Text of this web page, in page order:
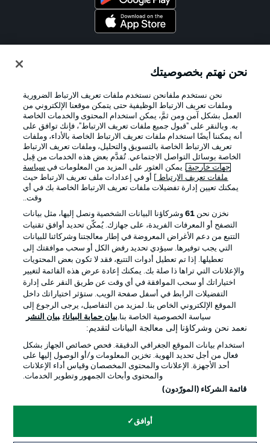
الإعلانات الإخطارات القانونية
شروط الاستخدام القنوات الناقلة
الوظائف جهة النشر
تواصل معنا اللاعبون
© 2026 Bundesliga-Gruppe GmbH
نحن نهتم بخصوصيتك
نحن نستخدم ملفانحن نستخدم ملفات تعريف الارتباط الضرورية
وملفات تعريف الارتباط الوظيفية حتى يتمكن موقعنا الإلكتروني من
العمل بشكل آمن ومن ثمَّ، يمكن استخدام المحتوى والخدمات الخاصة
به. وبالنقر على "قبول جميع ملفات تعريف الارتباط"، فإنك توافق على
أنه يمكننا أيضًا استخدام ملفات تعريف الارتباط الخاصة بالأداء، وملفات
تعريف الارتباط الخاصة بالتسويق والتحليل، وملفات تعريف الارتباط
الخاصة بوسائل التواصل الاجتماعي. تُقدَّم بعض هذه الخدمات من قِبل
جهات خارجية . يمكن العثور على المزيد من المعلومات في سياسة
ملفات تعريف الارتباط
] أو في إعدادات ملف تعريف الارتباط حيث
يمكنك تعيين إدارة تفضيلات ملفات تعريف الارتباط الخاصة بك في أي
وقت..
نخزن نحن 61وشركاؤنا البيانات الشخصية ونصل إليها، مثل بيانات
التصفح أو المعرفات الفريدة، على جهازك. يُمكّن تحديد أوافق تقنيات
التتبع من دعم الأغراض المعروضة في إطار معالجتنا وشركائنا للبيانات
التي يجب توفيرها. سيؤدي تحديد رفض الكل أو سحب موافقتك إلى
تعطيلها. إذا تم تعطيل أدوات التتبع، فقد لا تكون بعض المحتويات
والإعلانات التي تراها ذا صلة بك. يمكنك إعادة عرض هذه القائمة لتغيير
اختياراتك أو سحب الموافقة في أي وقت عن طريق النقر على إدارة
التفضيلات الرابط في أسفل صفحة الويب. ستؤثر اختياراتك داخل
الموقع الإلكتروني الخاص بنا. لمزيد من التفاصيل، يرجى الرجوع إلى
سياسة الخصوصية الخاصة بنا.بيان حماية البيانات بيان النشر
نعمد نحن وشركاؤنا إلى معالجة البيانات لتقديم:
استخدام بيانات الموقع الجغرافي الدقيقة. فحص خصائص الجهاز بشكل
فعال من أجل تحديد الهوية. تخزين المعلومات و/أو الوصول إليها على
أحد الأجهزة. الإعلانات والمحتوى المخصصان وقياس أداء الإعلانات
والمحتوى وأبحاث الجمهور وتطوير الخدمات.
قائمة الشركاء (المورّدون)
أوافق